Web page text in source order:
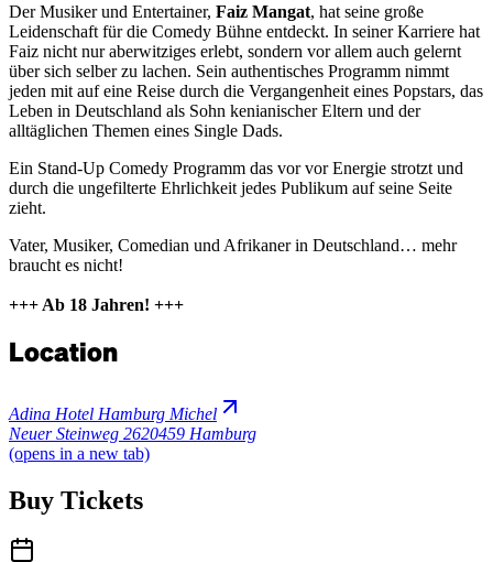
Der Musiker und Entertainer, Faiz Mangat, hat seine große
Leidenschaft für die Comedy Bühne entdeckt. In seiner Karriere hat
Faiz nicht nur aberwitziges erlebt, sondern vor allem auch gelernt
über sich selber zu lachen. Sein authentisches Programm nimmt
jeden mit auf eine Reise durch die Vergangenheit eines Popstars, das
Leben in Deutschland als Sohn kenianischer Eltern und der
alltäglichen Themen eines Single Dads.
Ein Stand-Up Comedy Programm das vor vor Energie strotzt und
durch die ungefilterte Ehrlichkeit jedes Publikum auf seine Seite
zieht.
Vater, Musiker, Comedian und Afrikaner in Deutschland… mehr
braucht es nicht!
+++ Ab 18 Jahren! +++
Location
Adina Hotel Hamburg Michel
Neuer Steinweg 2620459 Hamburg
(opens in a new tab)
Buy Tickets